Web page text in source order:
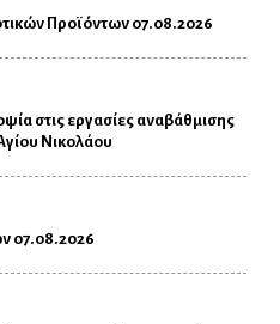
Προϊόντων 07.08.2026
στις εργασίες αναβάθμισης
Νικολάου
07.08.2026